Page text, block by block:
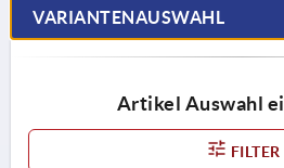
VARIANTENAUSWAHL
Artikel Auswahl
FILTER